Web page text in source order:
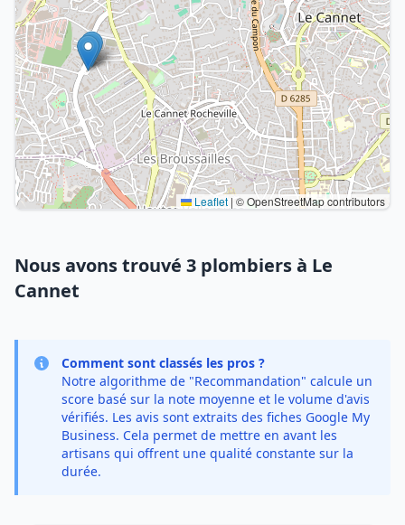
Leaflet | © OpenStreetMap contributors
Nous avons trouvé 3 plombiers à Le
Cannet
Comment sont classés les pros ?
Notre algorithme de "Recommandation" calcule un
score basé sur la note moyenne et le volume d'avis
vérifiés. Les avis sont extraits des fiches Google My
Business. Cela permet de mettre en avant les
artisans qui offrent une qualité constante sur la
durée.